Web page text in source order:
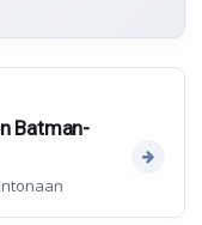
Batman-